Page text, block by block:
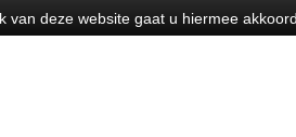
deze website gaat u hiermee